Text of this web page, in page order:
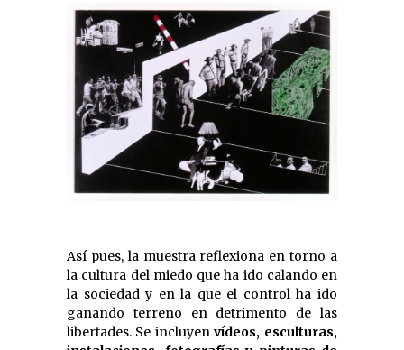
Así pues, la muestra reflexiona en torno a
la cultura del miedo que ha ido calando en
la sociedad y en la que el control ha ido
ganando terreno en detrimento de las
libertades. Se incluyen vídeos, esculturas,